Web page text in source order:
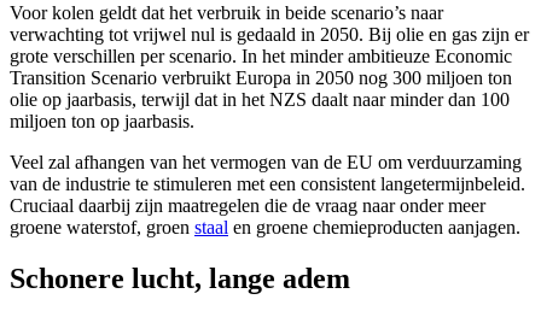
Voor kolen geldt dat het verbruik in beide scenario’s naar
verwachting tot vrijwel nul is gedaald in 2050. Bij olie en gas zijn er
grote verschillen per scenario. In het minder ambitieuze Economic
Transition Scenario verbruikt Europa in 2050 nog 300 miljoen ton
olie op jaarbasis, terwijl dat in het NZS daalt naar minder dan 100
miljoen ton op jaarbasis.
Veel zal afhangen van het vermogen van de EU om verduurzaming
van de industrie te stimuleren met een consistent langetermijnbeleid.
Cruciaal daarbij zijn maatregelen die de vraag naar onder meer
groene waterstof, groen staal en groene chemieproducten aanjagen.
Schonere lucht, lange adem